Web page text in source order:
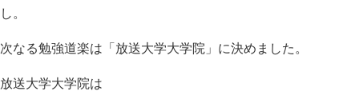
し。
次なる勉強道楽は「放送大学大学院」に決めました。
放送大学大学院は